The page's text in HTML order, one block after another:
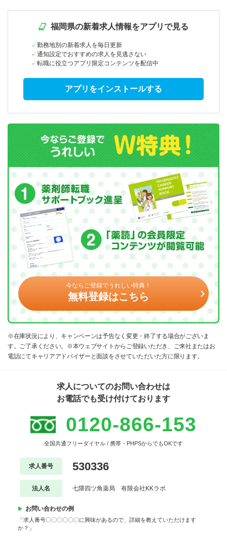
福岡県の新着求人情報をアプリで見る
勤務地別の新着求人を毎日更新
通知設定でおすすめの求人を見逃さない
転職に役立つアプリ限定コンテンツを配信中
アプリをインストールする
今ならご登録でうれしい特典！
無料登録はこちら
※在庫状況により、キャンペーンは予告なく変更・終了する場合がございま
す。ご了承ください。※本ウェブサイトからご登録いただき、ご来社またはお
電話にてキャリアアドバイザーと面談をさせていただいた方に限ります。
求人についてのお問い合わせは
お電話でも受け付けております
0120-866-153
全国共通フリーダイヤル / 携帯・PHPSからでもOKです
求人番号 530336
法人名 七隈四ツ角薬局 有限会社KKラボ
お問い合わせの例
「求人番号〇〇〇〇〇〇に興味があるので、詳細を教えていただけます
か？」